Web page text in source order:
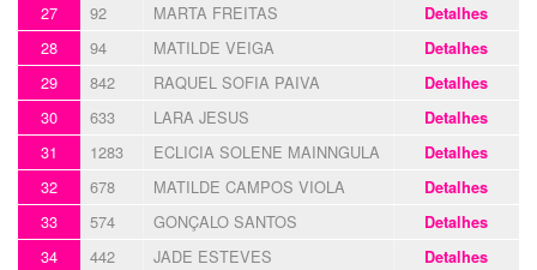
27 92 MARTA FREITAS Detalhes
28 94 MATILDE VEIGA Detalhes
29 842 RAQUEL SOFIA PAIVA Detalhes
30 633 LARA JESUS Detalhes
31 1283 ECLICIA SOLENE MAINNGULA Detalhes
32 678 MATILDE CAMPOS VIOLA Detalhes
33 574 GONÇALO SANTOS Detalhes
34 442 JADE ESTEVES Detalhes